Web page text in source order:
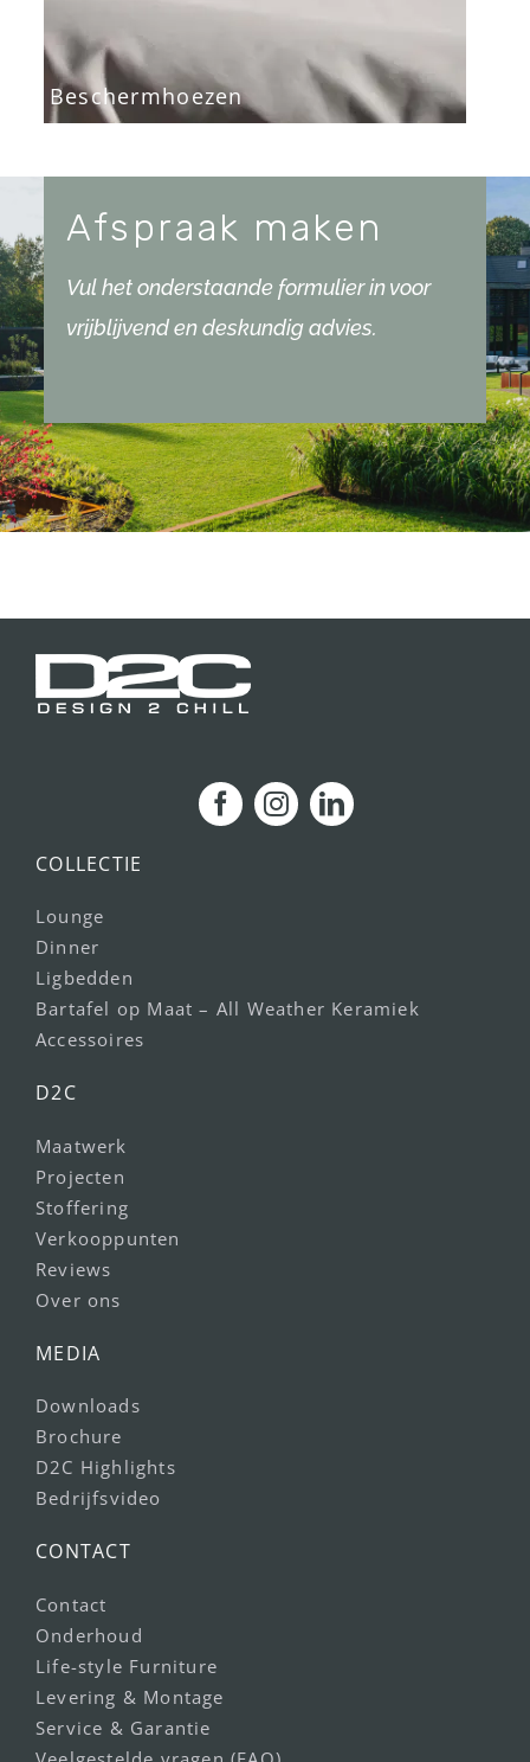
Beschermhoezen
Afspraak maken
Vul het onderstaande formulier in voor
vrijblijvend en deskundig advies.
COLLECTIE
Lounge
Dinner
Ligbedden
Bartafel op Maat – All Weather Keramiek
Accessoires
D2C
Maatwerk
Projecten
Stoffering
Verkooppunten
Reviews
Over ons
MEDIA
Downloads
Brochure
D2C Highlights
Bedrijfsvideo
CONTACT
Contact
Onderhoud
Life-style Furniture
Levering & Montage
Service & Garantie